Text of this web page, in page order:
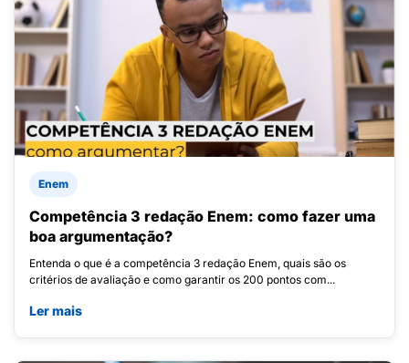
Enem
Competência 3 redação Enem: como fazer uma
boa argumentação?
Entenda o que é a competência 3 redação Enem, quais são os
critérios de avaliação e como garantir os 200 pontos com...
Ler mais